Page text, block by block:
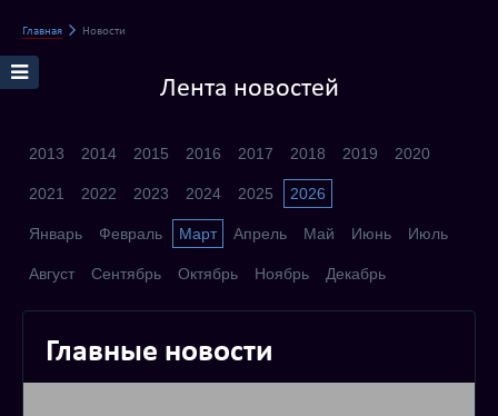
Главная Новости
Лента новостей
2013 2014 2015 2016 2017 2018 2019 2020
2021 2022 2023 2024 2025 2026
Январь Февраль Март Апрель Май Июнь Июль
Август Сентябрь Октябрь Ноябрь Декабрь
Главные новости